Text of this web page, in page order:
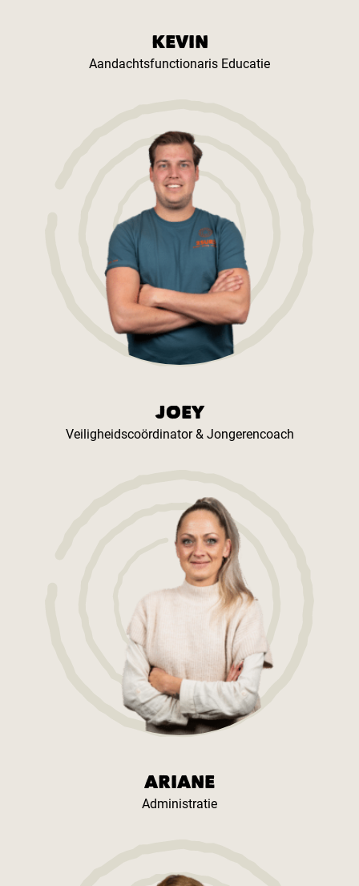
KEVIN
Aandachtsfunctionaris Educatie
JOEY
Veiligheidscoördinator & Jongerencoach
ARIANE
Administratie